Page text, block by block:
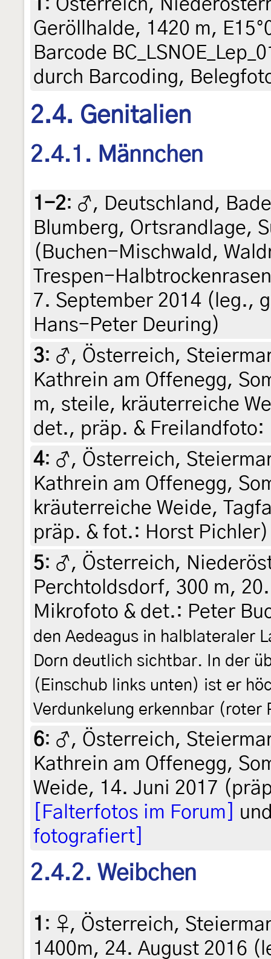
1 : Österreich,
Geröllhalde, 1420 m,
Barcode
durch Barcoding,
2.4. Genitalien
2.4.1. Männchen
1-2: ♂, Deutschland,
Blumberg, Ortsrandlage,
(Buchen-Mischwald,
Trespen-
7. September 2014 (leg.,
Hans-Peter Deuring)
3: ♂, Österreich,
Kathrein am Offenegg,
m, steile, kräuterreiche
det., präp. & Freilandfoto:
4: ♂, Österreich,
Kathrein am Offenegg,
kräuterreiche Weide,
präp. & fot.: Horst Pichler)
5: ♂, Österreich,
Perchtoldsdorf, 300 m,
Mikrofoto & det.: Peter
den Aedeagus in halblateraler
Dorn deutlich sichtbar. In der
(Einschub links unten) ist er
Verdunkelung erkennbar (roter
6: ♂, Österreich,
Kathrein am Offenegg,
Weide, 14. Juni 2017
[Falterfotos im Forum]
fotografiert]
2.4.2. Weibchen
1 : ♀, Österreich,
1400m, 24. August 2016